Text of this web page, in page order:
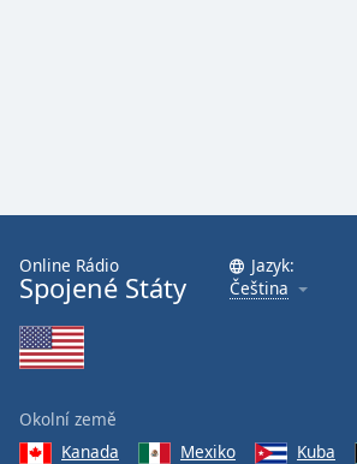
Online Rádio
Spojené Státy
Jazyk:
Čeština
Okolní země
Kanada
Mexiko Kuba